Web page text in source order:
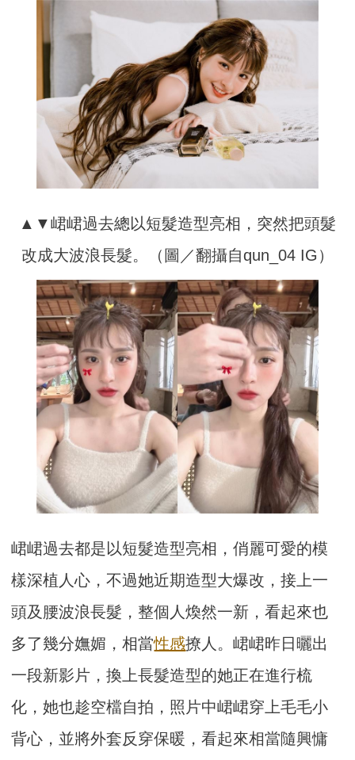
▲▼峮峮過去總以短髮造型亮相，突然把頭髮
改成大波浪長髮。（圖／翻攝自qun_04 IG）
峮峮過去都是以短髮造型亮相，俏麗可愛的模
樣深植人心，不過她近期造型大爆改，接上一
頭及腰波浪長髮，整個人煥然一新，看起來也
多了幾分嫵媚，相當性感撩人。峮峮昨日曬出
一段新影片，換上長髮造型的她正在進行梳
化，她也趁空檔自拍，照片中峮峮穿上毛毛小
背心，並將外套反穿保暖，看起來相當隨興慵